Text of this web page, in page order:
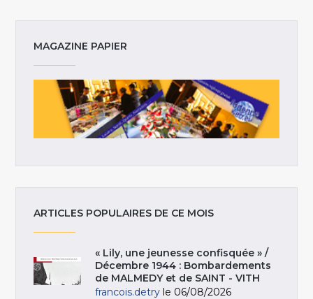
MAGAZINE PAPIER
ARTICLES POPULAIRES DE CE MOIS
« Lily, une jeunesse confisquée » /
Décembre 1944 : Bombardements
de MALMEDY et de SAINT - VITH
francois.detry le 06/08/2026